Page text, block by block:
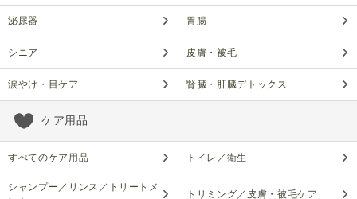
泌尿器 胃腸
シニア 皮膚・被毛
涙やけ・目ケア 腎臓・肝臓デトックス
ケア用品
すべてのケア用品 トイレ／衛生
シャンプー／リンス／トリートメ
トリミング／皮膚・被毛ケア